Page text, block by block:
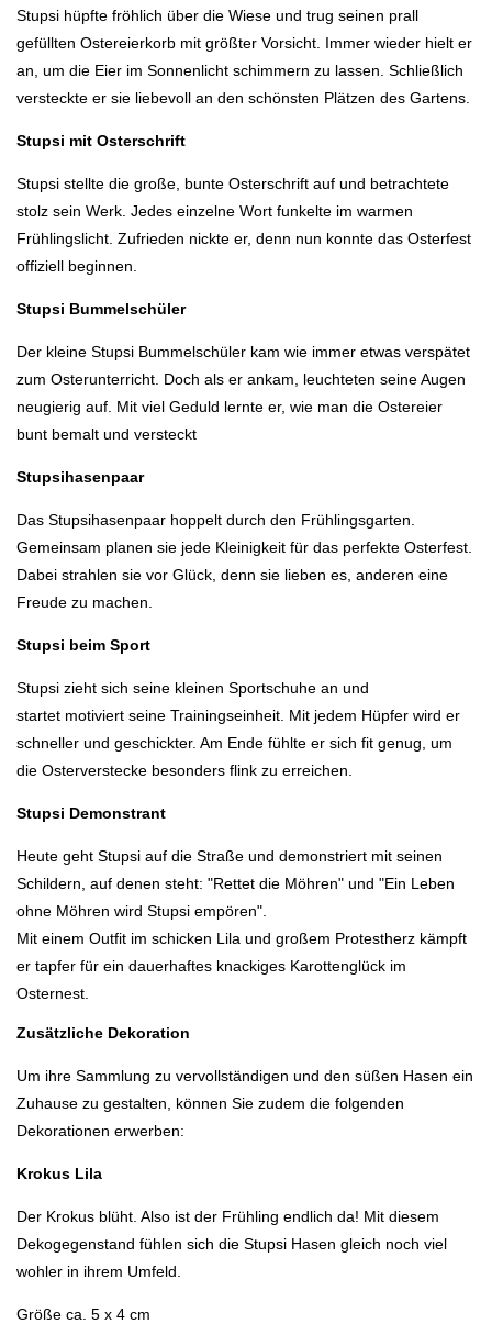
Stupsi hüpfte fröhlich über die Wiese und trug seinen prall
gefüllten Ostereierkorb mit größter Vorsicht. Immer wieder hielt er
an, um die Eier im Sonnenlicht schimmern zu lassen. Schließlich
versteckte er sie liebevoll an den schönsten Plätzen des Gartens.
Stupsi mit Osterschrift
Stupsi stellte die große, bunte Osterschrift auf und betrachtete
stolz sein Werk. Jedes einzelne Wort funkelte im warmen
Frühlingslicht. Zufrieden nickte er, denn nun konnte das Osterfest
offiziell beginnen.
Stupsi Bummelschüler
Der kleine Stupsi Bummelschüler kam wie immer etwas verspätet
zum Osterunterricht. Doch als er ankam, leuchteten seine Augen
neugierig auf. Mit viel Geduld lernte er, wie man die Ostereier
bunt bemalt und versteckt
Stupsihasenpaar
Das Stupsihasenpaar hoppelt durch den Frühlingsgarten.
Gemeinsam planen sie jede Kleinigkeit für das perfekte Osterfest.
Dabei strahlen sie vor Glück, denn sie lieben es, anderen eine
Freude zu machen.
Stupsi beim Sport
Stupsi zieht sich seine kleinen Sportschuhe an und
startet motiviert seine Trainingseinheit. Mit jedem Hüpfer wird er
schneller und geschickter. Am Ende fühlte er sich fit genug, um
die Osterverstecke besonders flink zu erreichen.
Stupsi Demonstrant
Heute geht Stupsi auf die Straße und demonstriert mit seinen
Schildern, auf denen steht: "Rettet die Möhren" und "Ein Leben
ohne Möhren wird Stupsi empören".
Mit einem Outfit im schicken Lila und großem Protestherz kämpft
er tapfer für ein dauerhaftes knackiges Karottenglück im
Osternest.
Zusätzliche Dekoration
Um ihre Sammlung zu vervollständigen und den süßen Hasen ein
Zuhause zu gestalten, können Sie zudem die folgenden
Dekorationen erwerben:
Krokus Lila
Der Krokus blüht. Also ist der Frühling endlich da! Mit diesem
Dekogegenstand fühlen sich die Stupsi Hasen gleich noch viel
wohler in ihrem Umfeld.
Größe ca. 5 x 4 cm